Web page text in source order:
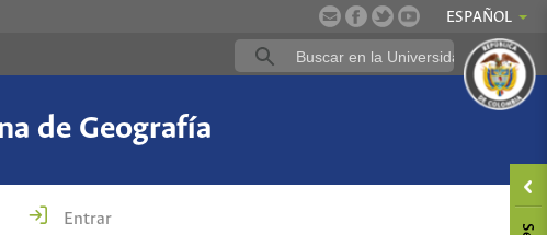
ESPAÑOL
de Geografía
Entrar